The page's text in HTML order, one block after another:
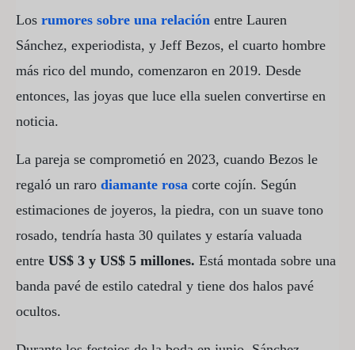
Los rumores sobre una relación entre Lauren
Sánchez, experiodista, y Jeff Bezos, el cuarto hombre
más rico del mundo, comenzaron en 2019. Desde
entonces, las joyas que luce ella suelen convertirse en
noticia.
La pareja se comprometió en 2023, cuando Bezos le
regaló un raro diamante rosa corte cojín. Según
estimaciones de joyeros, la piedra, con un suave tono
rosado, tendría hasta 30 quilates y estaría valuada
entre US$ 3 y US$ 5 millones. Está montada sobre una
banda pavé de estilo catedral y tiene dos halos pavé
ocultos.